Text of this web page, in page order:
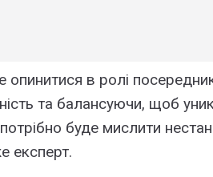
опинитися в ролі
та балансуючи, щоб
буде мислити
експерт.